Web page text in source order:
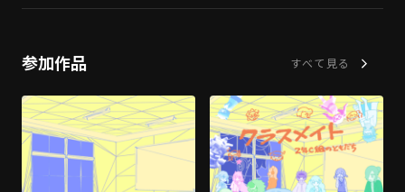
参加作品 すべて見る